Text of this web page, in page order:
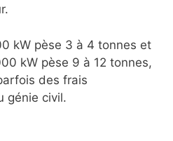
kW pèse 3 à 4 tonnes et
kW pèse 9 à 12 tonnes,
des frais
génie civil.